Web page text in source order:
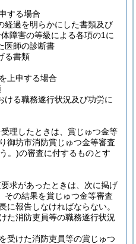
する場合
経過を明らかにした書類及び
障害の等級による各項の1に
医師の診断書
る書類
上申する場合
ける職務遂行状況及び功労に
理したときは、賞じゅつ金等
御坊市消防賞じゅつ金等審査
。)の審査に付するものとす
求があったときは、次に掲げ
その結果を賞じゅつ金等審査
に報告しなければならない。
消防吏員等の職務遂行状況
受けた消防吏員等の賞じゅつ